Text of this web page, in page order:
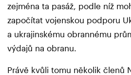
zejména ta pasáž, podle níž
započítat vojenskou podporu
a ukrajinskému obrannému
výdajů na obranu.
Právě kvůli tomu několik členů